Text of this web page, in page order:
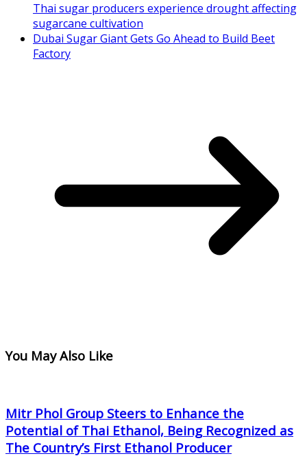
Thai sugar producers experience drought affecting
sugarcane cultivation
Dubai Sugar Giant Gets Go Ahead to Build Beet
Factory
You May Also Like
Mitr Phol Group Steers to Enhance the
Potential of Thai Ethanol, Being Recognized as
The Country’s First Ethanol Producer